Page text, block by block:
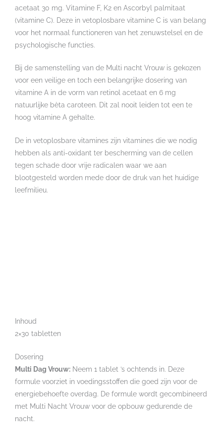
acetaat 30 mg. Vitamine F, K2 en Ascorbyl palmitaat
(vitamine C). Deze in vetoplosbare vitamine C is van belang
voor het normaal functioneren van het zenuwstelsel en de
psychologische functies.
Bij de samenstelling van de Multi nacht Vrouw is gekozen
voor een veilige en toch een belangrijke dosering van
vitamine A in de vorm van retinol acetaat en 6 mg
natuurlijke bèta caroteen. Dit zal nooit leiden tot een te
hoog vitamine A gehalte.
De in vetoplosbare vitamines zijn vitamines die we nodig
hebben als anti-oxidant ter bescherming van de cellen
tegen schade door vrije radicalen waar we aan
blootgesteld worden mede door de druk van het huidige
leefmilieu.
Inhoud
2×30 tabletten
Dosering
Multi Dag Vrouw: Neem 1 tablet ’s ochtends in. Deze
formule voorziet in voedingsstoffen die goed zijn voor de
energiebehoefte overdag. De formule wordt gecombineerd
met Multi Nacht Vrouw voor de opbouw gedurende de
nacht.